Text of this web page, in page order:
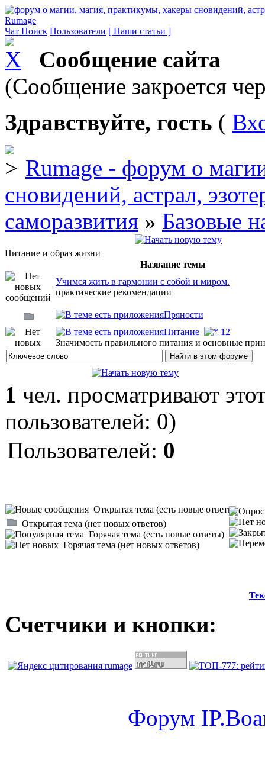
Rumage
Чат Поиск Пользователи [ Наши статьи ]
Сообщение сайта
(Сообщение закроется
Здравствуйте, гость (
Rumage - форум о
сновидений, астрал,
саморазвития » Базовые
Питание и образ жизни
Название темы
Учимся жить в гармонии с собой и миром.
практические рекомендации
Пряности
Питание
1 2
Значимость правильного питания и основные
1 чел. просматривают
пользователей: 0)
Пользователей: 0
Открытая тема (есть новые ответы)
Открытая тема (нет новых ответов)
Горячая тема (есть новые ответы)
Горячая тема (нет новых ответов)
Счетчики и кнопки:
Форум